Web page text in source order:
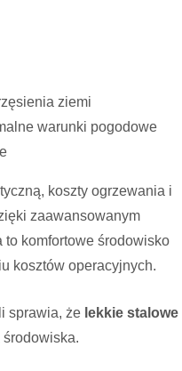
ziemi
warunki pogodowe
koszty ogrzewania i
zaawansowanym
to komfortowe środowisko
kosztów operacyjnych.
sprawia, że lekkie stalowe